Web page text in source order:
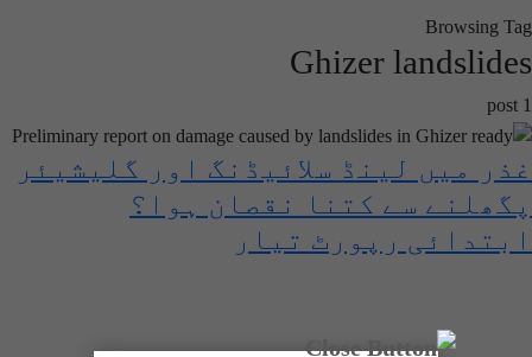
Browsing Tag
Ghizer landslides
1 post
غذر میں لینڈ سلائیڈنگ اور گلیشیئر
پگھلنے سے کتنا نقصان ہوا؟
ابتدائی رپورٹ تیار